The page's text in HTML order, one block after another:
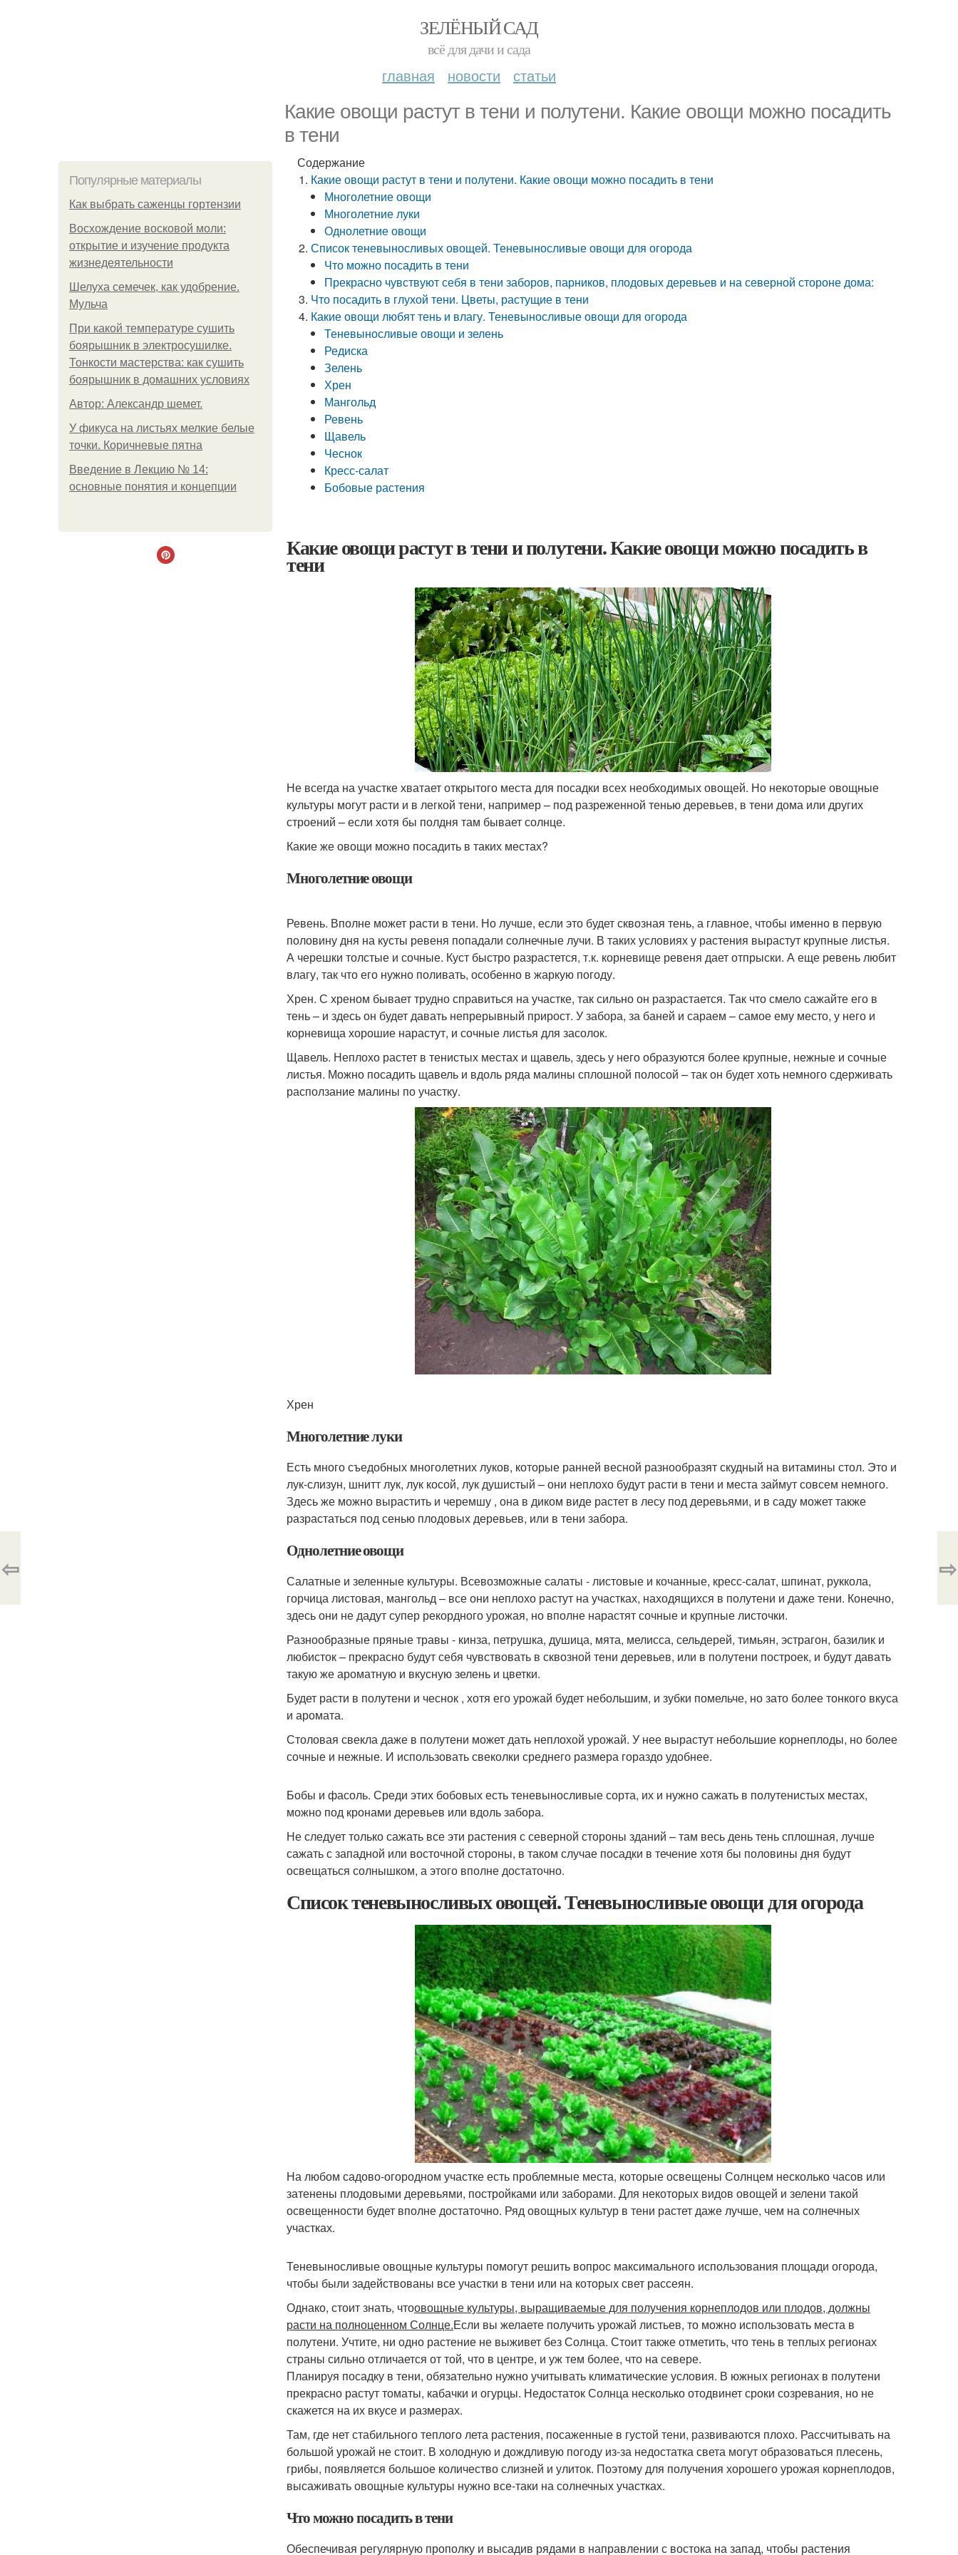
ЗЕЛЁНЫЙ САД
всё для дачи и сада
главная новости статьи
Какие овощи растут в тени и полутени. Какие овощи можно посадить
в тени
Популярные материалы
Как выбрать саженцы гортензии
Восхождение восковой моли:
открытие и изучение продукта
жизнедеятельности
Шелуха семечек, как удобрение.
Мульча
При какой температуре сушить
боярышник в электросушилке.
Тонкости мастерства: как сушить
боярышник в домашних условиях
Автор: Александр шемет.
У фикуса на листьях мелкие белые
точки. Коричневые пятна
Введение в Лекцию № 14:
основные понятия и концепции
Содержание
Какие овощи растут в тени и полутени. Какие овощи можно посадить в тени
Многолетние овощи
Многолетние луки
Однолетние овощи
Список теневыносливых овощей. Теневыносливые овощи для огорода
Что можно посадить в тени
Прекрасно чувствуют себя в тени заборов, парников, плодовых деревьев и на северной стороне дома:
Что посадить в глухой тени. Цветы, растущие в тени
Какие овощи любят тень и влагу. Теневыносливые овощи для огорода
Теневыносливые овощи и зелень
Редиска
Зелень
Хрен
Мангольд
Ревень
Щавель
Чеснок
Кресс-салат
Бобовые растения
Какие овощи растут в тени и полутени. Какие овощи можно посадить в
тени
Не всегда на участке хватает открытого места для посадки всех необходимых овощей. Но некоторые овощные
культуры могут расти и в легкой тени, например – под разреженной тенью деревьев, в тени дома или других
строений – если хотя бы полдня там бывает солнце.
Какие же овощи можно посадить в таких местах?
Многолетние овощи
Ревень. Вполне может расти в тени. Но лучше, если это будет сквозная тень, а главное, чтобы именно в первую
половину дня на кусты ревеня попадали солнечные лучи. В таких условиях у растения вырастут крупные листья.
А черешки толстые и сочные. Куст быстро разрастется, т.к. корневище ревеня дает отпрыски. А еще ревень любит
влагу, так что его нужно поливать, особенно в жаркую погоду.
Хрен. С хреном бывает трудно справиться на участке, так сильно он разрастается. Так что смело сажайте его в
тень – и здесь он будет давать непрерывный прирост. У забора, за баней и сараем – самое ему место, у него и
корневища хорошие нарастут, и сочные листья для засолок.
Щавель. Неплохо растет в тенистых местах и щавель, здесь у него образуются более крупные, нежные и сочные
листья. Можно посадить щавель и вдоль ряда малины сплошной полосой – так он будет хоть немного сдерживать
расползание малины по участку.
Хрен
Многолетние луки
Есть много съедобных многолетних луков, которые ранней весной разнообразят скудный на витамины стол. Это и
лук-слизун, шнитт лук, лук косой, лук душистый – они неплохо будут расти в тени и места займут совсем немного.
Здесь же можно вырастить и черемшу , она в диком виде растет в лесу под деревьями, и в саду может также
разрастаться под сенью плодовых деревьев, или в тени забора.
Однолетние овощи
Салатные и зеленные культуры. Всевозможные салаты - листовые и кочанные, кресс-салат, шпинат, руккола,
горчица листовая, мангольд – все они неплохо растут на участках, находящихся в полутени и даже тени. Конечно,
здесь они не дадут супер рекордного урожая, но вполне нарастят сочные и крупные листочки.
Разнообразные пряные травы - кинза, петрушка, душица, мята, мелисса, сельдерей, тимьян, эстрагон, базилик и
любисток – прекрасно будут себя чувствовать в сквозной тени деревьев, или в полутени построек, и будут давать
такую же ароматную и вкусную зелень и цветки.
Будет расти в полутени и чеснок , хотя его урожай будет небольшим, и зубки помельче, но зато более тонкого вкуса
и аромата.
Столовая свекла даже в полутени может дать неплохой урожай. У нее вырастут небольшие корнеплоды, но более
сочные и нежные. И использовать свеколки среднего размера гораздо удобнее.
Бобы и фасоль. Среди этих бобовых есть теневыносливые сорта, их и нужно сажать в полутенистых местах,
можно под кронами деревьев или вдоль забора.
Не следует только сажать все эти растения с северной стороны зданий – там весь день тень сплошная, лучше
сажать с западной или восточной стороны, в таком случае посадки в течение хотя бы половины дня будут
освещаться солнышком, а этого вполне достаточно.
Список теневыносливых овощей. Теневыносливые овощи для огорода
На любом садово-огородном участке есть проблемные места, которые освещены Солнцем несколько часов или
затенены плодовыми деревьями, постройками или заборами. Для некоторых видов овощей и зелени такой
освещенности будет вполне достаточно. Ряд овощных культур в тени растет даже лучше, чем на солнечных
участках.
Теневыносливые овощные культуры помогут решить вопрос максимального использования площади огорода,
чтобы были задействованы все участки в тени или на которых свет рассеян.
Однако, стоит знать, чтоовощные культуры, выращиваемые для получения корнеплодов или плодов, должны
расти на полноценном Солнце.Если вы желаете получить урожай листьев, то можно использовать места в
полутени. Учтите, ни одно растение не выживет без Солнца. Стоит также отметить, что тень в теплых регионах
страны сильно отличается от той, что в центре, и уж тем более, что на севере.
Планируя посадку в тени, обязательно нужно учитывать климатические условия. В южных регионах в полутени
прекрасно растут томаты, кабачки и огурцы. Недостаток Солнца несколько отодвинет сроки созревания, но не
скажется на их вкусе и размерах.
Там, где нет стабильного теплого лета растения, посаженные в густой тени, развиваются плохо. Рассчитывать на
большой урожай не стоит. В холодную и дождливую погоду из-за недостатка света могут образоваться плесень,
грибы, появляется большое количество слизней и улиток. Поэтому для получения хорошего урожая корнеплодов,
высаживать овощные культуры нужно все-таки на солнечных участках.
Что можно посадить в тени
Обеспечивая регулярную прополку и высадив рядами в направлении с востока на запад, чтобы растения
⇦ ⇨